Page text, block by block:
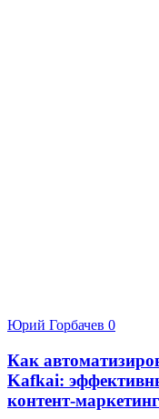
Юрий Горбачев 0
Как
Kafkai:
контент-